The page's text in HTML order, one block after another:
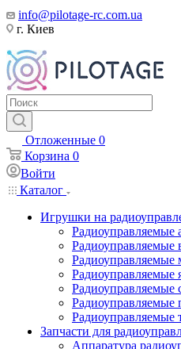
info@pilotage-rc.com.ua
г. Киев
Отложенные 0
Корзина 0
Войти
Каталог
Игрушки на
Радиоуправляемые
Радиоуправляемые
Радиоуправляемые
Радиоуправляемые
Радиоуправляемые
Радиоуправляемые
Радиоуправляемые
Запчасти для
Аппаратура